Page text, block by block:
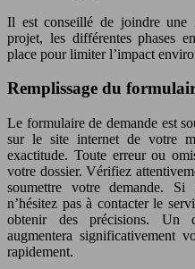
Il est conseillé de joindre une
projet, les différentes phases
place pour limiter l’impact
Remplissage du
Le formulaire de demande est
sur le site internet de votre
exactitude. Toute erreur ou
votre dossier. Vérifiez
soumettre votre demande.
n’hésitez pas à contacter le
obtenir des précisions. Un
augmentera significativement
rapidement.